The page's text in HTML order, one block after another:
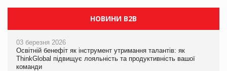
НОВИНИ B2B
03 березня 2026
Освітній бенефіт як інструмент утримання талантів: як
ThinkGlobal підвищує лояльність та продуктивність вашої
команди